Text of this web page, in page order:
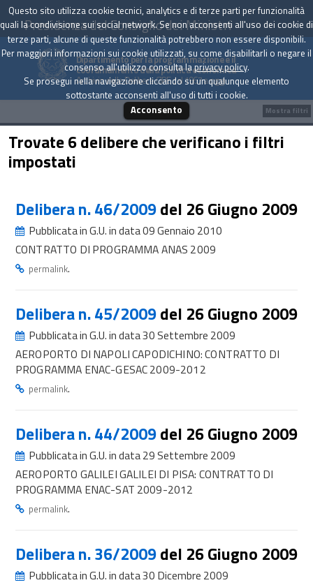
Presidenza del Consiglio dei Ministri
Dipartimento per la programmazione e il
coordinamento della politica economica
Archivio delle Delibere CIPE dal 1967 a oggi
Trovate 6 delibere che verificano i filtri
impostati
Delibera n. 46/2009del 26 Giugno 2009
Pubblicata in G.U. in data 09 Gennaio 2010
CONTRATTO DI PROGRAMMA ANAS 2009
permalink.
Delibera n. 45/2009del 26 Giugno 2009
Pubblicata in G.U. in data 30 Settembre 2009
AEROPORTO DI NAPOLI CAPODICHINO: CONTRATTO DI
PROGRAMMA ENAC-GESAC 2009-2012
permalink.
Delibera n. 44/2009del 26 Giugno 2009
Pubblicata in G.U. in data 29 Settembre 2009
AEROPORTO GALILEI GALILEI DI PISA: CONTRATTO DI
PROGRAMMA ENAC-SAT 2009-2012
permalink.
Delibera n. 36/2009del 26 Giugno 2009
Pubblicata in G.U. in data 30 Dicembre 2009
Mostra filtri
Questo sito utilizza cookie tecnici, analytics e di terze parti per funzionalità
quali la condivisione sui social network. Se non acconsenti all'uso dei cookie di
terze parti, alcune di queste funzionalità potrebbero non essere disponibili.
Per maggiori informazioni sui cookie utilizzati, su come disabilitarli o negare il
consenso all'utilizzo consulta laprivacy policy.
Se prosegui nella navigazione cliccando su un qualunque elemento
sottostante acconsenti all'uso di tutti i cookie.
Acconsento